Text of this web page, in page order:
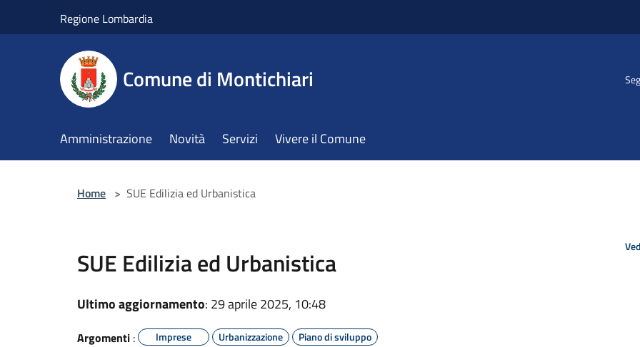
Regione Lombardia
Comune di Montichiari
Amministrazione Novità Servizi Vivere il Comune
Home > SUE Edilizia ed Urbanistica
SUE Edilizia ed Urbanistica
Ultimo aggiornamento: 29 aprile 2025, 10:48
Argomenti : Imprese Urbanizzazione Piano di sviluppo